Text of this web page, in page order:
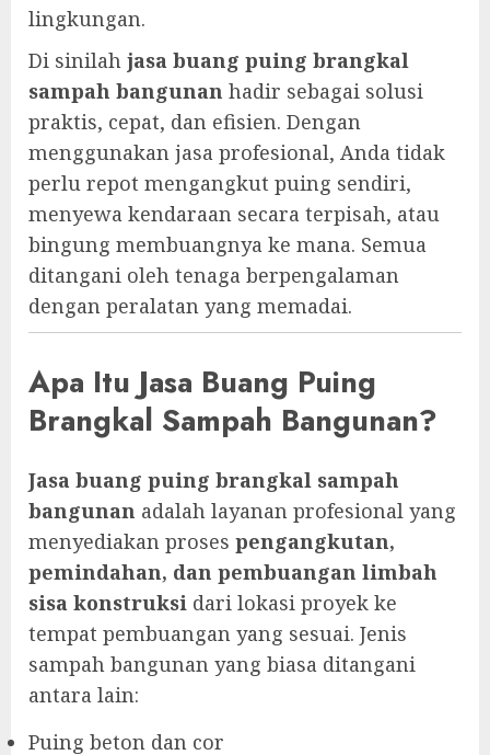
lingkungan.
Di sinilah jasa buang puing brangkal
sampah bangunan hadir sebagai solusi
praktis, cepat, dan efisien. Dengan
menggunakan jasa profesional, Anda tidak
perlu repot mengangkut puing sendiri,
menyewa kendaraan secara terpisah, atau
bingung membuangnya ke mana. Semua
ditangani oleh tenaga berpengalaman
dengan peralatan yang memadai.
Apa Itu Jasa Buang Puing
Brangkal Sampah Bangunan?
Jasa buang puing brangkal sampah
bangunan adalah layanan profesional yang
menyediakan proses pengangkutan,
pemindahan, dan pembuangan limbah
sisa konstruksi dari lokasi proyek ke
tempat pembuangan yang sesuai. Jenis
sampah bangunan yang biasa ditangani
antara lain:
Puing beton dan cor